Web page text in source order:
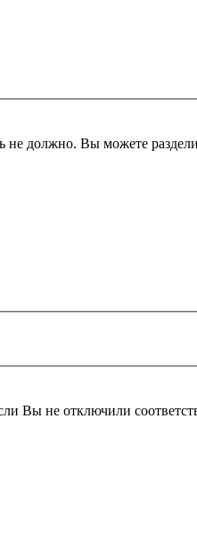
не должно. Вы можете
Вы не отключили